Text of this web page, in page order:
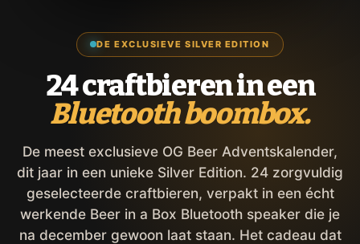
DE EXCLUSIEVE SILVER EDITION
24 craftbieren in een
Bluetooth boombox.
De meest exclusieve OG Beer Adventskalender,
dit jaar in een unieke Silver Edition. 24 zorgvuldig
geselecteerde craftbieren, verpakt in een écht
werkende Beer in a Box Bluetooth speaker die je
na december gewoon laat staan. Het cadeau dat